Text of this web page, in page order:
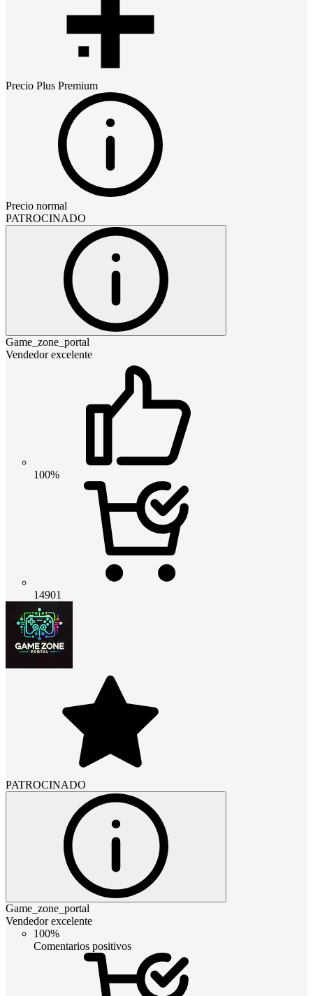
Precio Plus Premium
Precio normal
PATROCINADO
Game_zone_portal
Vendedor excelente
100%
14901
PATROCINADO
Game_zone_portal
Vendedor excelente
100%
Comentarios positivos